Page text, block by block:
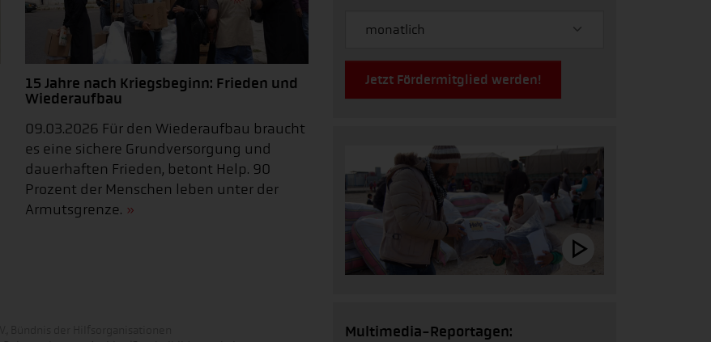
15 Jahre nach Kriegsbeginn: Frieden und
Wiederaufbau
09.03.2026 Für den Wiederaufbau braucht
es eine sichere Grundversorgung und
dauerhaften Frieden, betont Help. 90
Prozent der Menschen leben unter der
Armutsgrenze.
Jetzt Fördermitglied werden!
Multimedia-Reportagen: